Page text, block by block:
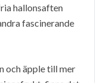
hallonsaften
fascinerande
och äpple till mer